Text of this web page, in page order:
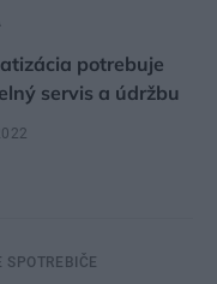
potrebuje
servis a údržbu
SPOTREBIČE